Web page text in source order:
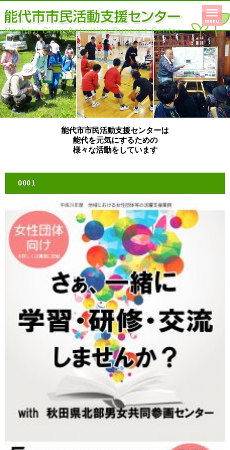
能代市市民活動支援センターは
能代を元気にするための
様々な活動をしています
0001